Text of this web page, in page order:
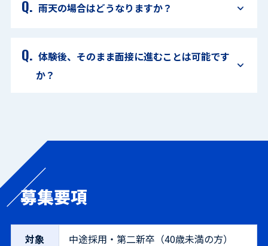
雨天の場合はどうなりますか？
体験後、そのまま面接に進むことは可能です
か？
募集要項
対象 中途採用・第二新卒（40歳未満の方）